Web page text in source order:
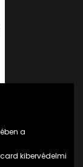
a
kibervédelmi